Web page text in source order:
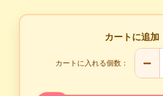
カートに追加
カートに入れる個数： −